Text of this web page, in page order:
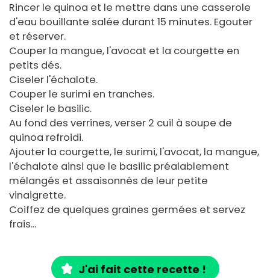
Rincer le quinoa et le mettre dans une casserole
d'eau bouillante salée durant 15 minutes. Egouter
et réserver.
Couper la mangue, l'avocat et la courgette en
petits dés.
Ciseler l'échalote.
Couper le surimi en tranches.
Ciseler le basilic.
Au fond des verrines, verser 2 cuil à soupe de
quinoa refroidi.
Ajouter la courgette, le surimi, l'avocat, la mangue,
l'échalote ainsi que le basilic préalablement
mélangés et assaisonnés de leur petite
vinaigrette.
Coiffez de quelques graines germées et servez
frais...
J'ai fait cette recette !